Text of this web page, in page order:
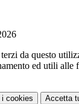
da questo
ed utili alle
i cookies Accetta